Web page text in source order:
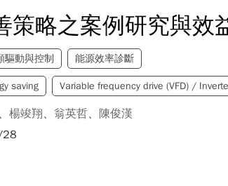
策略之案例研究與效
驅動與控制 能源效率診斷
saving Variable frequency drive (VFD) /
、楊竣翔、翁英哲、 陳俊漢
28